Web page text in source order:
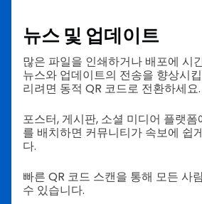
뉴스 및 업데이트
많은 파일을 인쇄하거나 배포에 시
뉴스와 업데이트의 전송을 향상시
리려면 동적 QR 코드로 전환하세요.
포스터, 게시판, 소셜 미디어 플랫
를 배치하면 커뮤니티가 속보에 쉽
다.
빠른 QR 코드 스캔을 통해 모든 사
수 있습니다.